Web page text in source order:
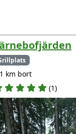
km bort
(1)